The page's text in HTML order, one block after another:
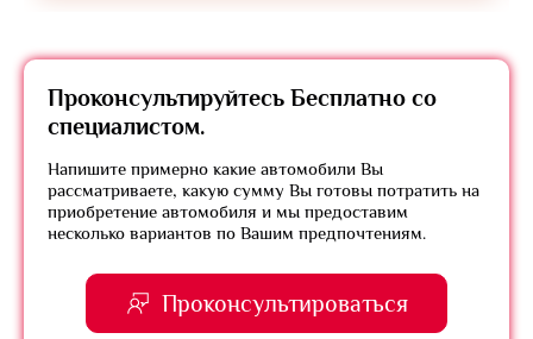
Проконсультируйтесь Бесплатно со
специалистом.
Напишите примерно какие автомобили Вы
рассматриваете, какую сумму Вы готовы потратить на
приобретение автомобиля и мы предоставим
несколько вариантов по Вашим предпочтениям.
Проконсультироваться